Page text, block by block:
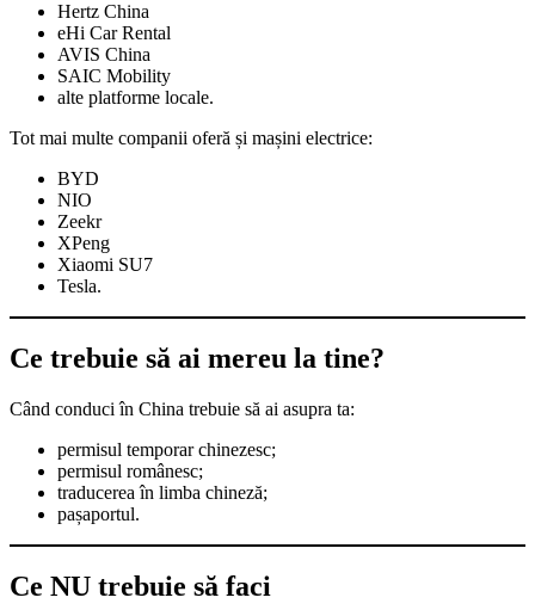
Hertz China
eHi Car Rental
AVIS China
SAIC Mobility
alte platforme locale.
Tot mai multe companii oferă și mașini electrice:
BYD
NIO
Zeekr
XPeng
Xiaomi SU7
Tesla.
Ce trebuie să ai mereu la tine?
Când conduci în China trebuie să ai asupra ta:
permisul temporar chinezesc;
permisul românesc;
traducerea în limba chineză;
pașaportul.
Ce NU trebuie să faci